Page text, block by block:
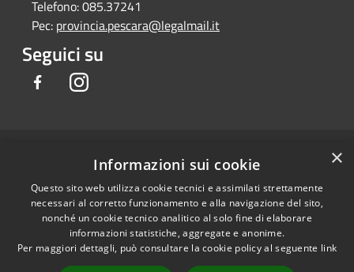
Telefono:085.37241
Pec: provincia.pescara@legalmail.it
Seguici su
FacebookInstagram
Privacy
Cookie
Mappa del sito
Dichiarazione di
Copyright © 2026 • Provincia di
Municipium•Accesso
redazione
×
Informazioni sui cookie
Questo sito web utilizza cookie tecnici e assimilati strettamente
necessari al corretto funzionamento e alla navigazione del sito,
nonché un cookie tecnico analitico al solo fine di elaborare
informazioni statistiche, aggregate e anonime.
Per maggiori dettagli, può consultare la cookie policy al seguente link